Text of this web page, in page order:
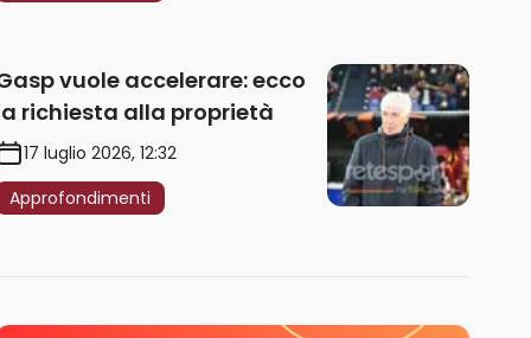
vuole accelerare: ecco
richiesta alla proprietà
17 luglio 2026, 12:32
Approfondimenti